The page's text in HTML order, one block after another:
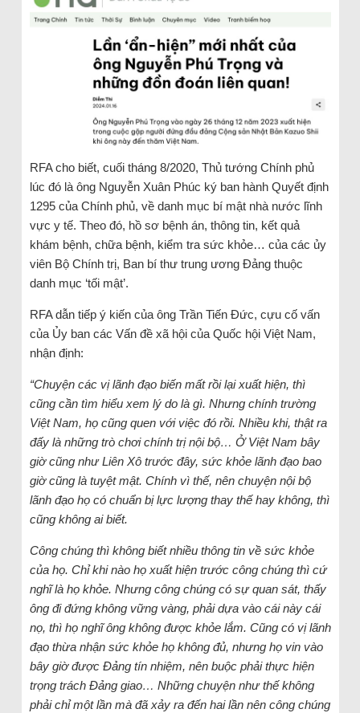
RFA cho biết, cuối tháng 8/2020, Thủ tướng Chính phủ
lúc đó là ông Nguyễn Xuân Phúc ký ban hành Quyết định
1295 của Chính phủ, về danh mục bí mật nhà nước lĩnh
vực y tế. Theo đó, hồ sơ bệnh án, thông tin, kết quả
khám bệnh, chữa bệnh, kiểm tra sức khỏe… của các ủy
viên Bộ Chính trị, Ban bí thư trung ương Đảng thuộc
danh mục ‘tối mật’.
RFA dẫn tiếp ý kiến của ông Trần Tiến Đức, cựu cố vấn
của Ủy ban các Vấn đề xã hội của Quốc hội Việt Nam,
nhận định:
“Chuyện các vị lãnh đạo biến mất rồi lại xuất hiện, thì
cũng cần tìm hiểu xem lý do là gì. Nhưng chính trường
Việt Nam, họ cũng quen với việc đó rồi. Nhiều khi, thật ra
đấy là những trò chơi chính trị nội bộ… Ở Việt Nam bây
giờ cũng như Liên Xô trước đây, sức khỏe lãnh đạo bao
giờ cũng là tuyệt mật. Chính vì thế, nên chuyện nội bộ
lãnh đạo họ có chuẩn bị lực lượng thay thế hay không, thì
cũng không ai biết.
Công chúng thì không biết nhiều thông tin về sức khỏe
của họ. Chỉ khi nào họ xuất hiện trước công chúng thì cứ
nghĩ là họ khỏe. Nhưng công chúng có sự quan sát, thấy
ông đi đứng không vững vàng, phải dựa vào cái này cái
nọ, thì họ nghĩ ông không được khỏe lắm. Cũng có vị lãnh
đạo thừa nhận sức khỏe họ không đủ, nhưng họ vin vào
bây giờ được Đảng tín nhiệm, nên buộc phải thực hiện
trọng trách Đảng giao… Những chuyện như thế không
phải chỉ một lần mà đã xảy ra đến hai lần nên công chúng